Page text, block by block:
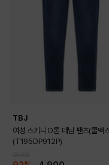
TBJ
여성 스키니 D톤 데님 팬츠(쿨맥
(T195DP912P)